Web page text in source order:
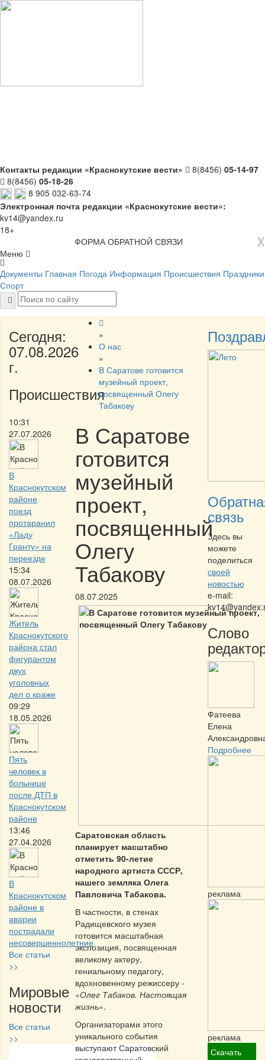
Контакты редакции «Краснокутские вести» 8(8456) 05-14-97
8(8456) 05-18-26
8 905 032-63-74
Электронная почта редакции «Краснокутские вести»:
kv14@yandex.ru
18+
X
ФОРМА ОБРАТНОЙ СВЯЗИ
Меню
Документы Главная Погода Информация Происшествия Праздники
Спорт
Сегодня:
07.08.2026
г.
Происшествия
10:31
27.07.2026
В
Краснокутском
районе
поезд
протаранил
«Ладу
Гранту» на
переезде
15:34
08.07.2026
Житель
Краснокутского
района стал
фигурантом
двух
уголовных
дел о краже
09:29
18.05.2026
Пять
человек в
больнице
после ДТП в
Краснокутском
районе
13:46
27.04.2026
В
Краснокутском
районе в
аварии
пострадали
несовершеннолетние
Все статьи
>>
Мировые
новости
Все статьи
>>
»
О нас
»
В Саратове готовится
музейный проект,
посвященный Олегу
Табакову
В Саратове
готовится
музейный
проект,
посвященный
Олегу
Табакову
08.07.2025
Саратовская область
планирует масштабно
отметить 90-летие
народного артиста СССР,
нашего земляка Олега
Павловича Табакова.
В частности, в стенах
Радищевского музея
готовится масштабная
экспозиция, посвященная
великому актеру,
гениальному педагогу,
вдохновенному режиссеру -
«Олег Табаков. Настоящая
жизнь».
Организаторами этого
уникального события
выступают Саратовский
связь
Здесь вы
можете
поделиться
своей
новостью
e-mail:
Слово
Фатеева
Елена
Подробнее
реклама
реклама
Скачать